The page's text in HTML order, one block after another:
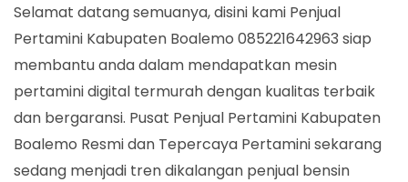
Kabupaten
Boalemo
Selamat datang semuanya, disini kami Penjual
Pertamini Kabupaten Boalemo 085221642963 siap
membantu anda dalam mendapatkan mesin
pertamini digital termurah dengan kualitas terbaik
dan bergaransi. Pusat Penjual Pertamini Kabupaten
Boalemo Resmi dan Tepercaya Pertamini sekarang
sedang menjadi tren dikalangan penjual bensin